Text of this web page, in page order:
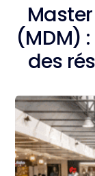
(MDM)
des